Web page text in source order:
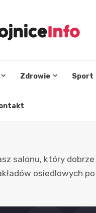
Zdrowie Sport
salonu, który
osiedlowych